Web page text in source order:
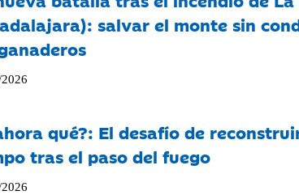
salvar el monte sin
qué?: El desafío de
tras el paso del fuego